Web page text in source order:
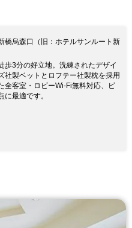
橋烏森口（旧：ホテルサンルート新
歩3分の好立地。洗練されたデザイ
社製ベットとロフテー社製枕を採用
全客室・ロビーWi-Fi無料対応、ビ
に最適です。